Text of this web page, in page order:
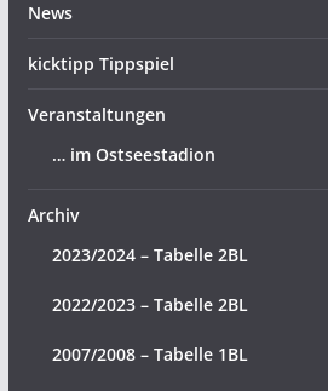
News
kicktipp Tippspiel
Veranstaltungen
… im Ostseestadion
Archiv
2023/2024 – Tabelle 2BL
2022/2023 – Tabelle 2BL
2007/2008 – Tabelle 1BL